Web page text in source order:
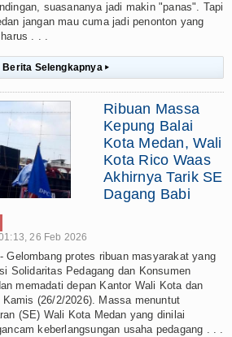
suasananya jadi makin "panas". Tapi
jangan mau cuma jadi penonton yang
. . .
Berita Selengkapnya ▸
Ribuan Massa
Kepung Balai
Kota Medan, Wali
Kota Rico Waas
Akhirnya Tarik SE
Dagang Babi
26 Feb 2026
Gelombang protes ribuan masyarakat yang
Solidaritas Pedagang dan Konsumen
memadati depan Kantor Wali Kota dan
(26/2/2026). Massa menuntut
(SE) Wali Kota Medan yang dinilai
keberlangsungan usaha pedagang . . .